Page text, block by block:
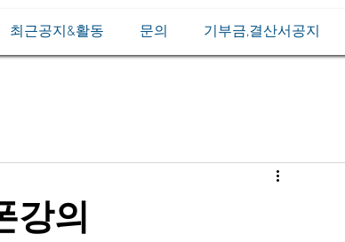
최근공지&활동 문의 기부금,결산서공지
강의